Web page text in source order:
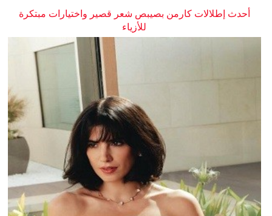
أحدث إطلالات كارمن بصيبص شعر قصير واختيارات مبتكرة
للأزياء